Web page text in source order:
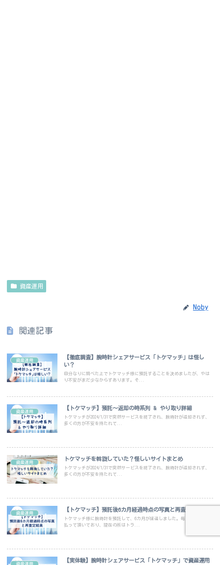
資産運用
Noby
関連記事
資産運用
【徹底調査】腕時計シェアサービス「トケマッチ」は怪し
い？
自分なりに調べた上でトケマッチ様に預託することを決めましたが、やは
り不安がまだ少なからずあります。そ...
資産運用
【トケマッチ】預託～返却の時系列 & やり取り詳細
トケマッチが2024/1/31で突然サービスを終了され、腕時計が返却されず、
多くの方が不安を持たれて...
資産運用
トケマッチを斡旋していた？怪しいサイトまとめ
トケマッチが2024/1/31で突然サービスを終了され、腕時計が返却されず、
多くの方が不安を持たれて...
資産運用
【トケマッチ】預託後6カ月経過時点の写真と再査定結果
トケマッチ様に腕時計を預託して、6カ月が経過しました。毎月預託料は支
払って頂いており、現在の所はトラ...
資産運用
【実体験】腕時計シェアサービス「トケマッチ」で資産運用